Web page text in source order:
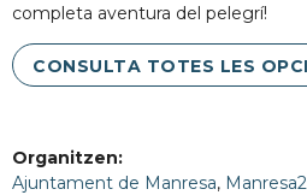
completa aventura del pelegrí!
CONSULTA TOTES LES
Organitzen:
Ajuntament de Manresa,